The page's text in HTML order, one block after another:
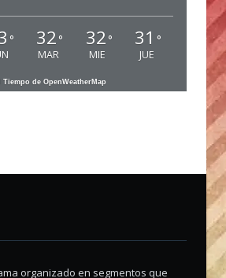
° 32 °
MAR
32 °
MIE
31 °
JUE
Tiempo de OpenWeatherMap
organizado en segmentos que